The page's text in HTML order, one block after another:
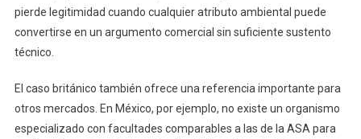
pierde legitimidad cuando cualquier atributo ambiental puede
convertirse en un argumento comercial sin suficiente sustento
técnico.
El caso británico también ofrece una referencia importante para
otros mercados. En México, por ejemplo, no existe un organismo
especializado con facultades comparables a las de la ASA para